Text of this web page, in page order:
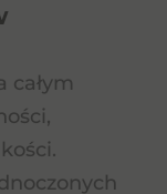
całym